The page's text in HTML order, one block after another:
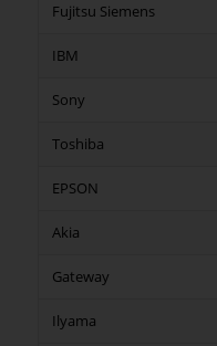
Fujitsu Siemens
IBM
Sony
Toshiba
EPSON
Akia
Gateway
Ilyama